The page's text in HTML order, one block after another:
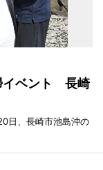
イベント 長崎
日、長崎市池島沖の